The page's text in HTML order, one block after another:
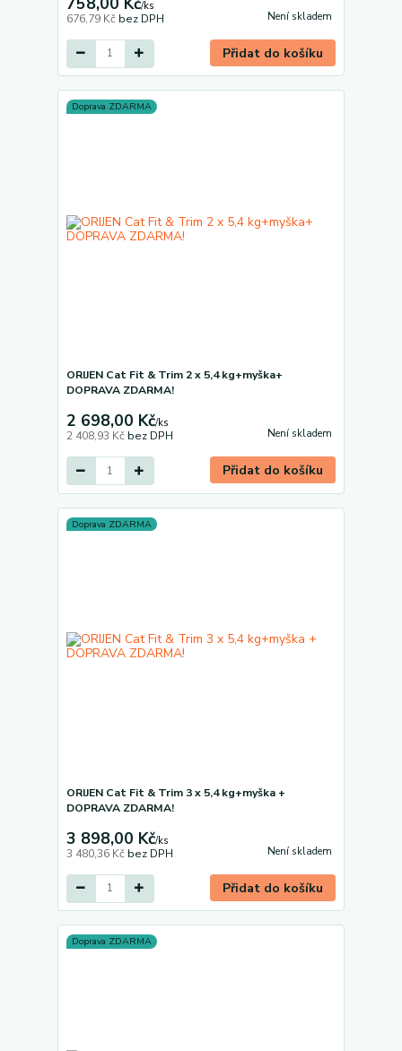
/ks
676,79 Kč bez DPH Není skladem
Přidat do košíku
Doprava ZDARMA
ORIJEN Cat Fit & Trim 2 x 5,4 kg+myška+
DOPRAVA ZDARMA!
2 698,00 Kč/ks
2 408,93 Kč bez DPH Není skladem
Přidat do košíku
Doprava ZDARMA
ORIJEN Cat Fit & Trim 3 x 5,4 kg+myška +
DOPRAVA ZDARMA!
3 898,00 Kč/ks
3 480,36 Kč bez DPH Není skladem
Přidat do košíku
Doprava ZDARMA